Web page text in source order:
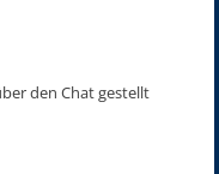
den Chat gestellt